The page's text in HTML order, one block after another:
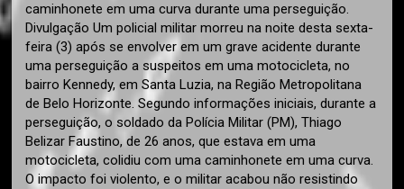
caminhonete em uma curva durante uma perseguição.
Divulgação Um policial militar morreu na noite desta sexta-
feira (3) após se envolver em um grave acidente durante
uma perseguição a suspeitos em uma motocicleta, no
bairro Kennedy, em Santa Luzia, na Região Metropolitana
de Belo Horizonte. Segundo informações iniciais, durante a
perseguição, o soldado da Polícia Militar (PM), Thiago
Belizar Faustino, de 26 anos, que estava em uma
motocicleta, colidiu com uma caminhonete em uma curva.
O impacto foi violento, e o militar acabou não resistindo